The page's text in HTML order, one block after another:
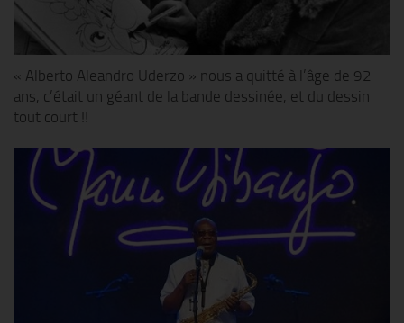
« Alberto Aleandro Uderzo » nous a quitté à l’âge de 92
ans, c’était un géant de la bande dessinée, et du dessin
tout court !!